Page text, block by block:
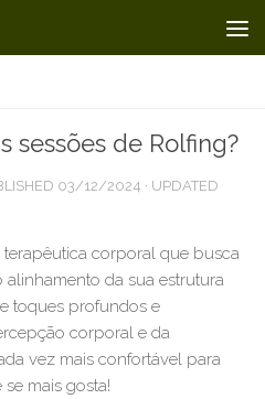
sessões de Rolfing?
03/12/2024 · UPDATED
corporal que busca
da sua estrutura
toques profundos e
corporal e da
vez mais confortável para
mais gosta!